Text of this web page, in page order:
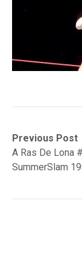
Navegación
de
entradas
Previous Post
Previous
post:A Ras De Lona
SummerSlam